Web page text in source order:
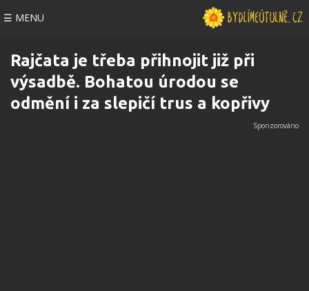
☰ MENU
Rajčata je třeba přihnojit již při
výsadbě. Bohatou úrodou se
odmění i za slepičí trus a kopřivy